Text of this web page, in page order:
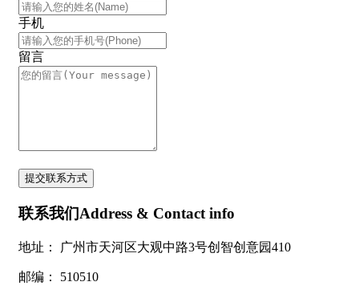
手机
留言
联系我们Address & Contact info
地址： 广州市天河区大观中路3号创智创意园410
邮编： 510510